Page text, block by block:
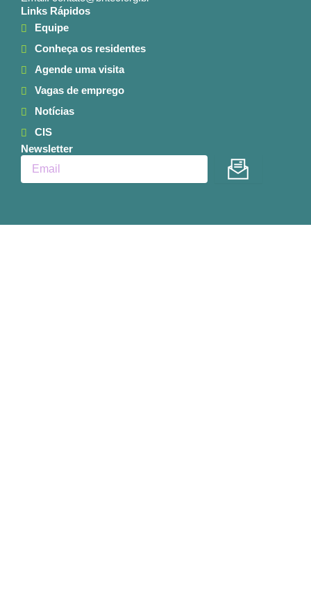
Links Rápidos
Equipe
Conheça os residentes
Agende uma visita
Vagas de emprego
Notícias
CIS
Newsletter
Enviar